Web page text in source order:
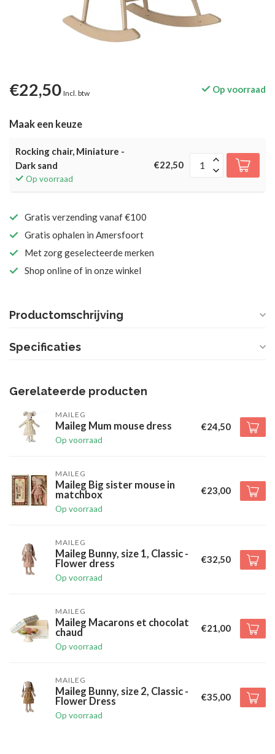
€22,50 Incl. btw Op voorraad
Maak een keuze
Rocking chair, Miniature -
Dark sand
Op voorraad
€22,50
Gratis verzending vanaf €100
Gratis ophalen in Amersfoort
Met zorg geselecteerde merken
Shop online of in onze winkel
Productomschrijving
Specificaties
Gerelateerde producten
MAILEG
Maileg Mum mouse dress
Op voorraad
€24,50
MAILEG
Maileg Big sister mouse in
matchbox
Op voorraad
€23,00
MAILEG
Maileg Bunny, size 1, Classic -
Flower dress
Op voorraad
€32,50
MAILEG
Maileg Macarons et chocolat
chaud
Op voorraad
€21,00
MAILEG
Maileg Bunny, size 2, Classic -
Flower Dress
Op voorraad
€35,00